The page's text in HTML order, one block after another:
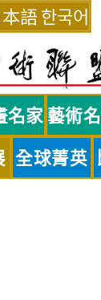
本語한국어
名家 藝術
全球菁英